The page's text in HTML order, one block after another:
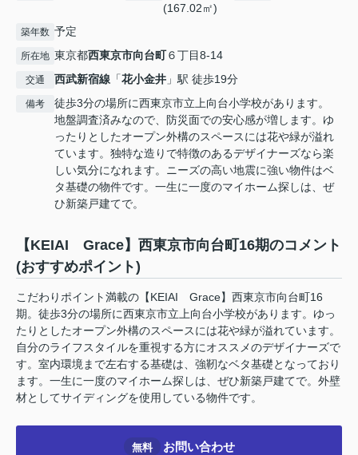
(167.02㎡)
築年数 予定
所在地 東京都西東京市向台町６丁目8-14
交通 西武新宿線 「花小金井 」駅 徒歩19分
備考
徒歩3分の場所に西東京市立上向台小学校があります。
地盤調査済みなので、防災面での安心感が増します。ゆ
ったりとしたオープン外構のスペースには花や緑が溢れ
ています。独特な造りで特徴のあるデザイナーズなら楽
しい気分になれます。ニーズの高い地震に強い物件はベ
タ基礎の物件です。一生に一度のマイホーム探しは、ぜ
ひ新築戸建てで。
【KEIAI Grace】西東京市向台町16期のコメント
(おすすめポイント)
こだわりポイント満載の【KEIAI Grace】西東京市向台町16
期。徒歩3分の場所に西東京市立上向台小学校があります。ゆっ
たりとしたオープン外構のスペースには花や緑が溢れています。
自分のライフスタイルを重視する方にオススメのデザイナーズで
す。室内環境まで左右する基礎は、強靭なベタ基礎となっており
ます。一生に一度のマイホーム探しは、ぜひ新築戸建てで。外壁
材としてサイディングを使用している物件です。
無料 お問い合わせ